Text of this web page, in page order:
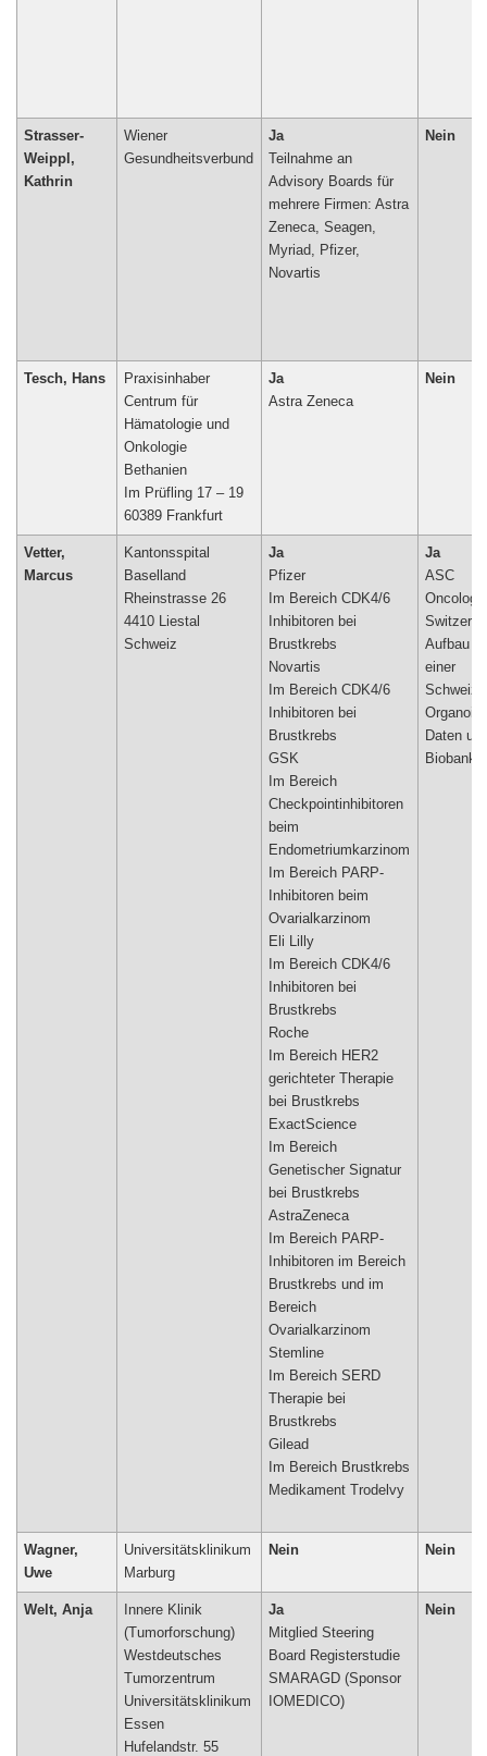
Strasser-
Weippl,
Kathrin
Wiener
Gesundheitsverbund
Ja
Teilnahme an
Advisory Boards für
mehrere Firmen: Astra
Zeneca, Seagen,
Myriad, Pfizer,
Novartis
Nein
Tesch, Hans
Praxisinhaber
Centrum für
Hämatologie und
Onkologie
Bethanien
Im Prüfling 17 – 19
Ja
Astra Zeneca
Nein
Vetter,
Marcus
Kantonsspital
Baselland
Rheinstrasse 26
4410 Liestal
Schweiz
Ja
Pfizer
Im Bereich CDK4/6
Inhibitoren bei
Brustkrebs
Novartis
Im Bereich CDK4/6
Inhibitoren bei
Brustkrebs
GSK
Im Bereich
Checkpointinhibitoren
beim
Endometriumkarzinom
Im Bereich PARP-
Inhibitoren beim
Ovarialkarzinom
Eli Lilly
Im Bereich CDK4/6
Inhibitoren bei
Brustkrebs
Roche
Im Bereich HER2
gerichteter Therapie
bei Brustkrebs
ExactScience
Im Bereich
Genetischer Signatur
bei Brustkrebs
AstraZeneca
Im Bereich PARP-
Inhibitoren im Bereich
Brustkrebs und im
Bereich
Ovarialkarzinom
Stemline
Im Bereich SERD
Therapie bei
Brustkrebs
Gilead
Im Bereich Brustkrebs
Medikament Trodelvy
Ja
ASC
Oncology
Aufbau
einer
Organoid-
Daten
Biobank
Wagner,
Uwe
Universitätsklinikum
Marburg
Nein Nein
Welt, Anja
Innere Klinik
(Tumorforschung)
Westdeutsches
Tumorzentrum
Universitätsklinikum
Essen
Hufelandstr. 55
Ja
Mitglied Steering
Board Registerstudie
SMARAGD (Sponsor
IOMEDICO)
Nein